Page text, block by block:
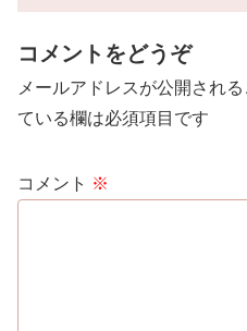
コメントをどうぞ
メールアドレスが公開される
ている欄は必須項目です
コメント ※